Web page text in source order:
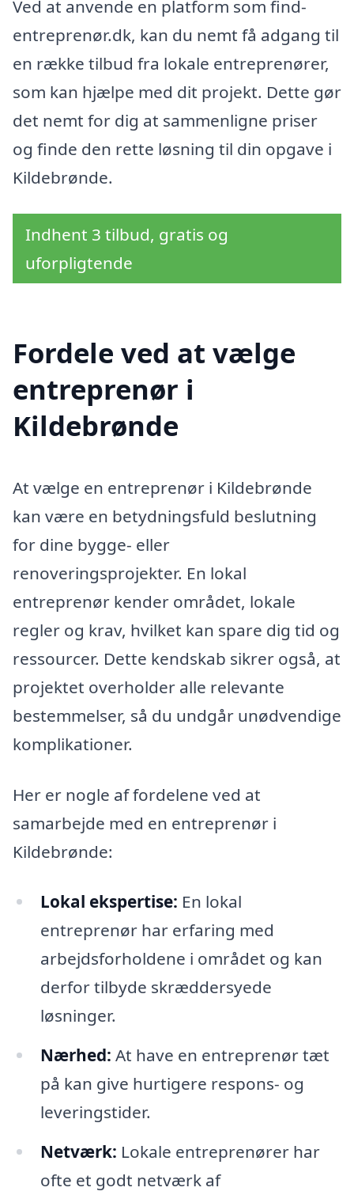
Ved at anvende en platform som find-
entreprenør.dk, kan du nemt få adgang til
en række tilbud fra lokale entreprenører,
som kan hjælpe med dit projekt. Dette gør
det nemt for dig at sammenligne priser
og finde den rette løsning til din opgave i
Kildebrønde.
Indhent 3 tilbud, gratis og
uforpligtende
Fordele ved at vælge
entreprenør i
Kildebrønde
At vælge en entreprenør i Kildebrønde
kan være en betydningsfuld beslutning
for dine bygge- eller
renoveringsprojekter. En lokal
entreprenør kender området, lokale
regler og krav, hvilket kan spare dig tid og
ressourcer. Dette kendskab sikrer også, at
projektet overholder alle relevante
bestemmelser, så du undgår unødvendige
komplikationer.
Her er nogle af fordelene ved at
samarbejde med en entreprenør i
Kildebrønde:
Lokal ekspertise: En lokal
entreprenør har erfaring med
arbejdsforholdene i området og kan
derfor tilbyde skræddersyede
løsninger.
Nærhed: At have en entreprenør tæt
på kan give hurtigere respons- og
leveringstider.
Netværk: Lokale entreprenører har
ofte et godt netværk af